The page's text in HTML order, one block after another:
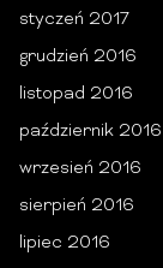
styczeń 2017
grudzień 2016
listopad 2016
październik 2016
wrzesień 2016
sierpień 2016
lipiec 2016